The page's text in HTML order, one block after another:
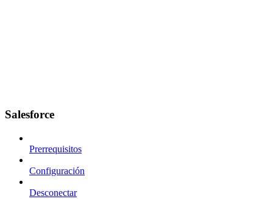
Salesforce
Prerrequisitos
Configuración
Desconectar